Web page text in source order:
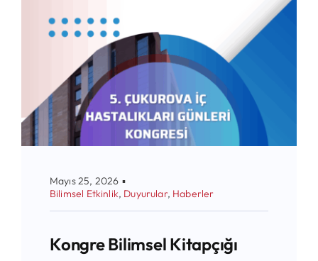
Mayıs 25, 2026 ▪
Bilimsel Etkinlik, Duyurular, Haberler
Kongre Bilimsel Kitapçığı